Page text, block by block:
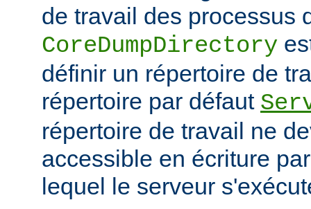
de travail des processus
CoreDumpDirectory
définir un répertoire de
répertoire par défaut
répertoire de travail ne
accessible en écriture
lequel le serveur